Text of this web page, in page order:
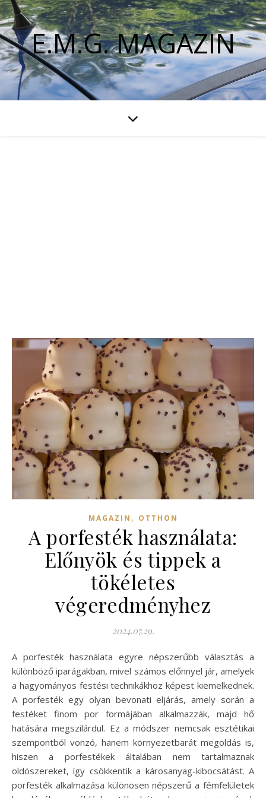
E.M.G. MAGAZIN
MAGAZIN , OTTHON
A porfesték használata:
Előnyök és tippek a
tökéletes
végeredményhez
2024.07.29.
A porfesték használata egyre népszerűbb választás a
különböző iparágakban, mivel számos előnnyel jár, amelyek
a hagyományos festési technikákhoz képest kiemelkednek.
A porfesték egy olyan bevonati eljárás, amely során a
festéket finom por formájában alkalmazzák, majd hő
hatására megszilárdul. Ez a módszer nemcsak esztétikai
szempontból vonzó, hanem környezetbarát megoldás is,
hiszen a porfestékek általában nem tartalmaznak
oldószereket, így csökkentik a károsanyag-kibocsátást. A
porfesték alkalmazása különösen népszerű a fémfelületek